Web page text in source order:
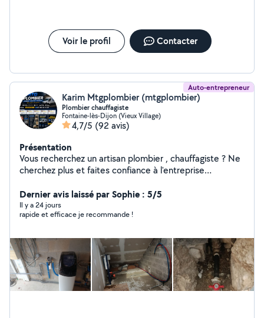
Voir le profil Contacter
Auto-entrepreneur
Karim Mtgplombier (mtgplombier)
Plombier chauffagiste
Fontaine-lès-Dijon (Vieux Village)
4,7/5 (92 avis)
Présentation
Vous recherchez un artisan plombier , chauffagiste ? Ne
cherchez plus et faites confiance à l'entreprise
efficacement pour tous vos besoins en plomberie,
chauffage . Qu'il s'agisse de réparations urgentes,
d'entretien de routine ou de nouvelles installations,
de qualité à des prix compétitifs.24/24 et 7/7 -
Plomberie et Sanitaires Changement de robinetterie
Changement de toilette Installation de douche
Déplacement de point d'eau Rénovation de salle de
bain Neuf ou Rénovation _ Chauffe-eau Dépannage de
Dernier avis laissé par Sophie : 5/5
Il y a 24 jours
rapide et efficace je recommande !